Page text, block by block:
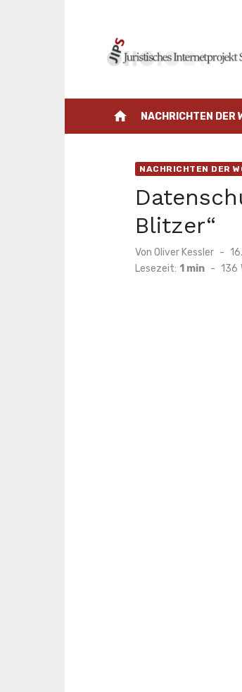
home NACHRICHTEN DER
NACHRICHTEN DER
Blitzer“
Von Oliver Kessler
Lesezeit: 1 min - 136